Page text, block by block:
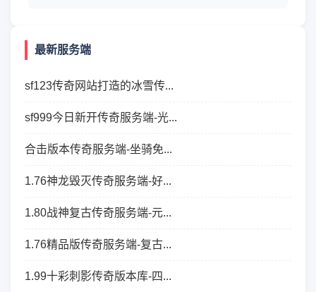
最新服务端
sf123传奇网站打造的冰雪传...
sf999今日新开传奇服务端-光...
合击版本传奇服务端-坐骑免...
1.76神龙毁灭传奇服务端-好...
1.80战神复古传奇服务端-元...
1.76精品版传奇服务端-复古...
1.99十彩刺影传奇版本库-四...